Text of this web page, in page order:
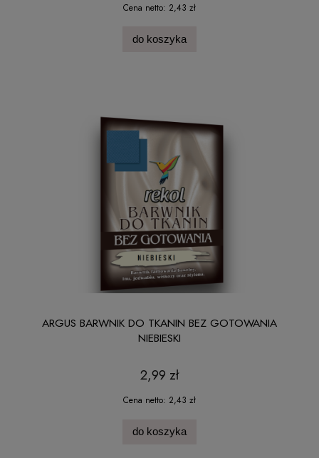
Cena netto: 2,43 zł
do koszyka
ARGUS BARWNIK DO TKANIN BEZ GOTOWANIA
NIEBIESKI
2,99 zł
Cena netto: 2,43 zł
do koszyka